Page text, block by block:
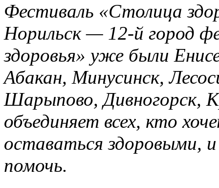
Фестиваль «Столица
Норильск — 12-й город
здоровья» уже были
Абакан, Минусинск,
Шарыпово, Дивногорск,
объединяет всех, кто
оставаться здоровыми,
помочь.